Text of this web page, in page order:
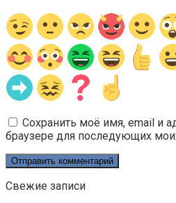
Сохранить моё имя, email и
браузере для последующих
Свежие записи